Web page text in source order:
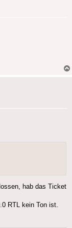
hab das Ticket
RTL kein Ton ist.